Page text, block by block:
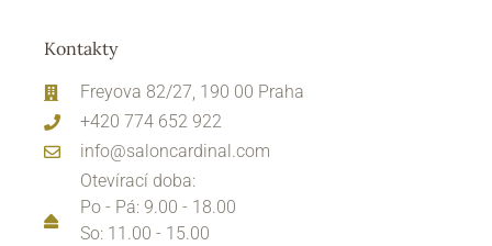
Kontakty
Freyova 82/27, 190 00 Praha
+420 774 652 922
info@saloncardinal.com
Otevírací doba:
Po - Pá: 9.00 - 18.00
So: 11.00 - 15.00